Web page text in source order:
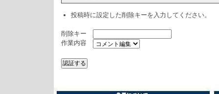
投稿時に設定した削除キーを入力してください。
削除キー
作業内容